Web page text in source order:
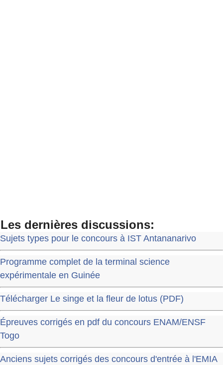
Les dernières discussions:
Sujets types pour le concours à IST Antananarivo
Programme complet de la terminal science
expérimentale en Guinée
Télécharger Le singe et la fleur de lotus (PDF)
Épreuves corrigés en pdf du concours ENAM/ENSF
Togo
Anciens sujets corrigés des concours d'entrée à l'EMIA